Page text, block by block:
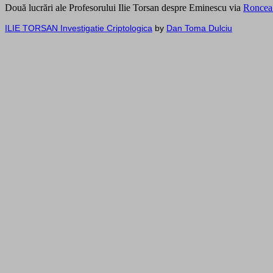
Două lucrări ale Profesorului Ilie Torsan despre Eminescu via
ILIE TORSAN Investigatie Criptologica by Dan Toma Dulciu